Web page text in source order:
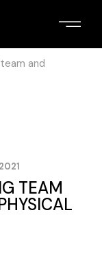
and
TEAM